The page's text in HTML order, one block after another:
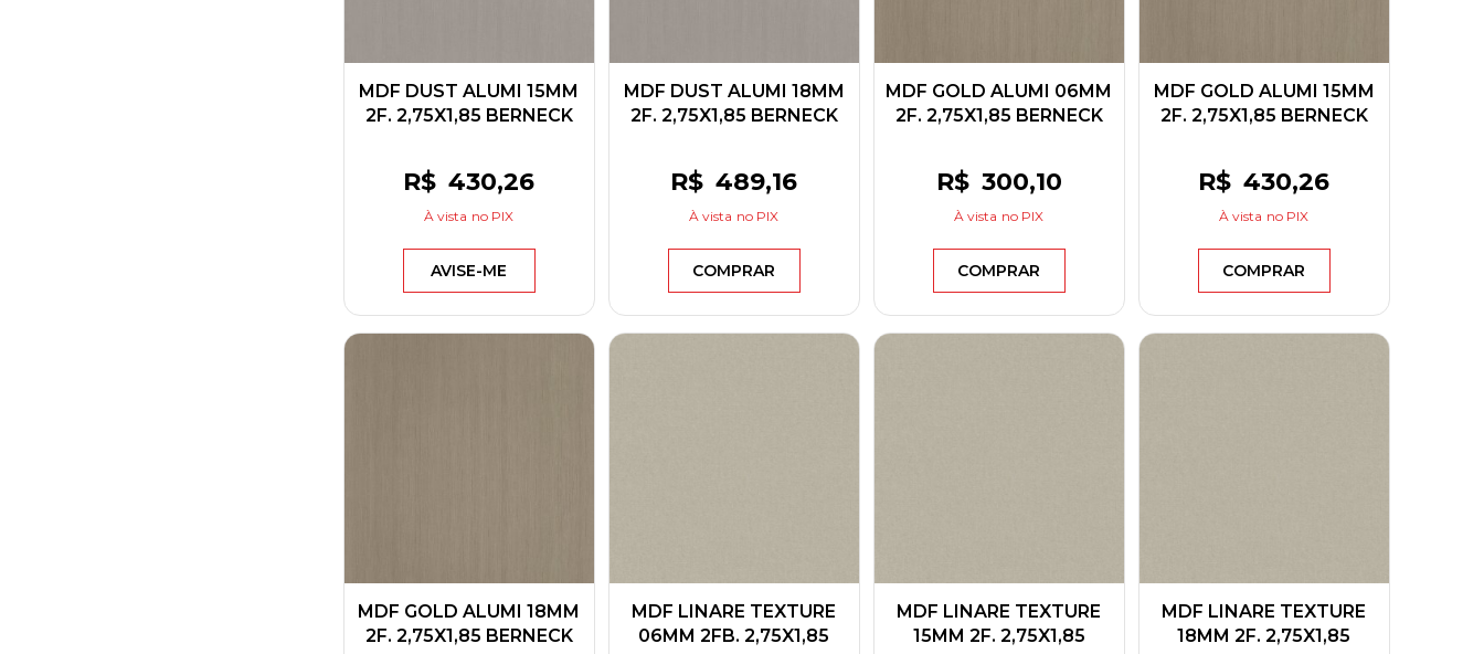
MDF DUST ALUMI 15MM
2F. 2,75X1,85 BERNECK
R$ 430,26
À vista no PIX
AVISE-ME
MDF DUST ALUMI 18MM
2F. 2,75X1,85 BERNECK
R$ 489,16
À vista no PIX
COMPRAR
MDF GOLD ALUMI 06MM
2F. 2,75X1,85 BERNECK
R$ 300,10
À vista no PIX
COMPRAR
MDF GOLD ALUMI 15MM
2F. 2,75X1,85 BERNECK
R$ 430,26
À vista no PIX
COMPRAR
MDF GOLD ALUMI 18MM
2F. 2,75X1,85 BERNECK
MDF LINARE TEXTURE
06MM 2FB. 2,75X1,85
MDF LINARE TEXTURE
15MM 2F. 2,75X1,85
MDF LINARE TEXTURE
18MM 2F. 2,75X1,85